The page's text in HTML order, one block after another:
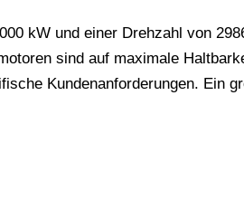
kW und einer Drehzahl von
sind auf maximale
Kundenanforderungen. Ein